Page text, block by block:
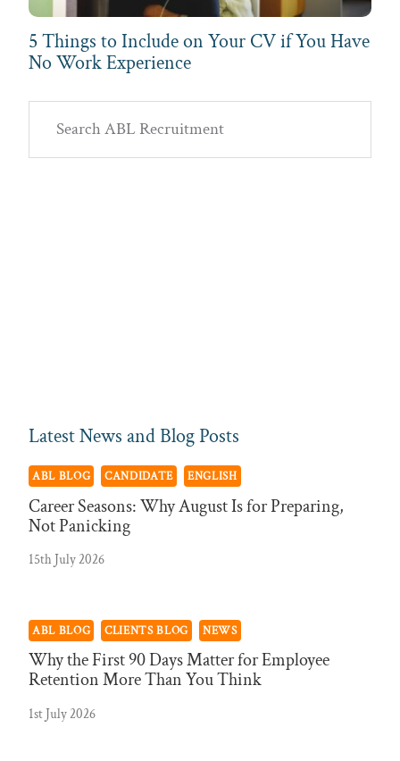
5 Things to Include on Your CV if You Have
No Work Experience
Primary
Sidebar
ABL
Recruitment
Latest News and Blog Posts
ABL BLOG CANDIDATE ENGLISH
Career Seasons: Why August Is for Preparing,
Not Panicking
15th July 2026
ABL BLOG CLIENTS BLOG NEWS
Why the First 90 Days Matter for Employee
Retention More Than You Think
1st July 2026